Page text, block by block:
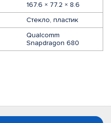
167.6 × 77.2 × 8.6
Стекло, пластик
Qualcomm
Snapdragon 680